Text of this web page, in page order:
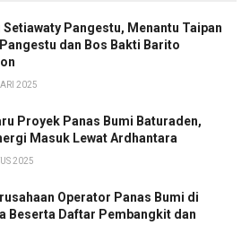
Pangestu, Menantu Taipan
dan Bos Bakti Barito
2025
Proyek Panas Bumi Baturaden,
Masuk Lewat Ardhantara
2025
Operator Panas Bumi di
Beserta Daftar Pembangkit dan